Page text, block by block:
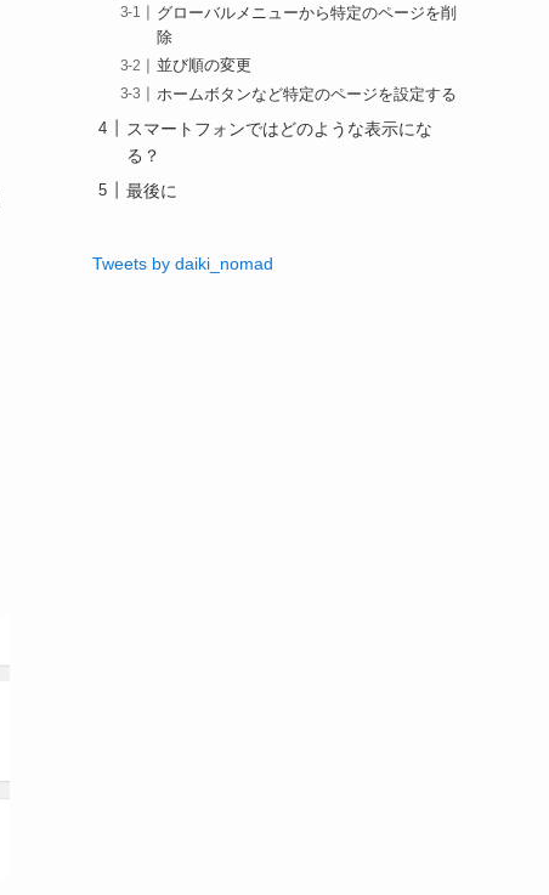
グローバルメニューから特定のページを削
除
並び順の変更
ホームボタンなど特定のページを設定する
スマートフォンではどのような表示にな
る？
最後に
Tweets by daiki_nomad